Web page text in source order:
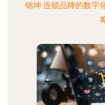
锦坤 连锁品牌的数字